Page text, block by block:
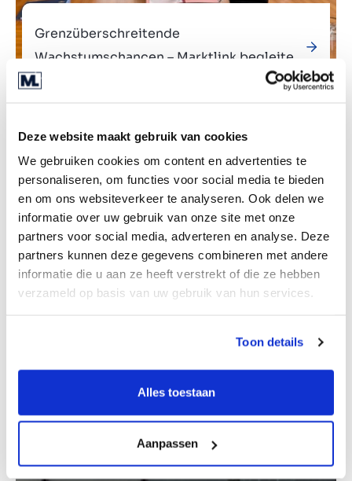
Deze website maakt gebruik van cookies
We gebruiken cookies om content en advertenties te
personaliseren, om functies voor social media te bieden
en om ons websiteverkeer te analyseren. Ook delen we
informatie over uw gebruik van onze site met onze
partners voor social media, adverteren en analyse. Deze
partners kunnen deze gegevens combineren met andere
informatie die u aan ze heeft verstrekt of die ze hebben
verzameld op basis van uw gebruik van hun services.
Toon details
Alles toestaan
Aanpassen
Grenzüberschreitende
Wachstumschancen – Marktlink begleitet
die Übernahme der Joh. Storm GmbH &
Verkauft an
Gesunde Zukunftsaussichten für
ZorgServicePunt nach Übernahme